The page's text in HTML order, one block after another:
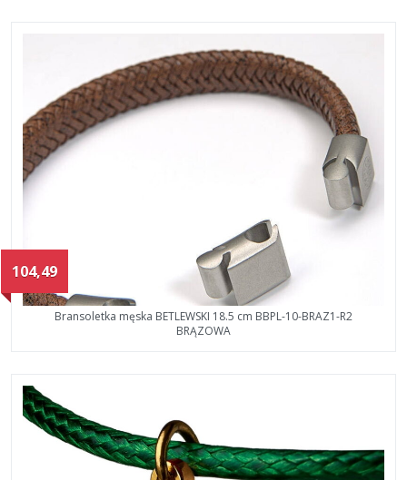
104,49
Bransoletka męska BETLEWSKI 18.5 cm BBPL-10-BRAZ1-R2
BRĄZOWA